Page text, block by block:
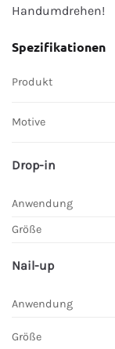
Handumdrehen!
Spezifikationen
Produkt
Motive
Drop-in
Anwendung
Größe
Nail-up
Anwendung
Größe